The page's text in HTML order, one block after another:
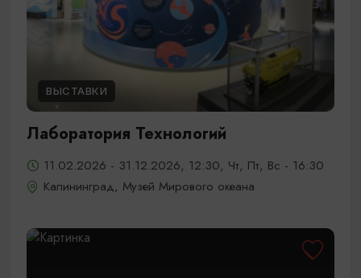
ВЫСТАВКИ
Лаборатория Технологий
11.02.2026 - 31.12.2026, 12:30, Чт, Пт, Вс - 16:30
Калининград, Музей Мирового океана